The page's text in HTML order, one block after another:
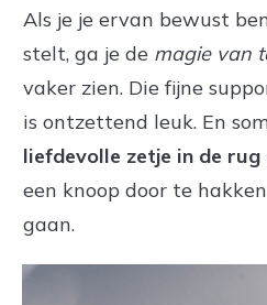
Als je je ervan bewust
stelt, ga je de magie van
vaker zien. Die fijne
is ontzettend leuk. En
liefdevolle zetje in de rug
een knoop door te
gaan.